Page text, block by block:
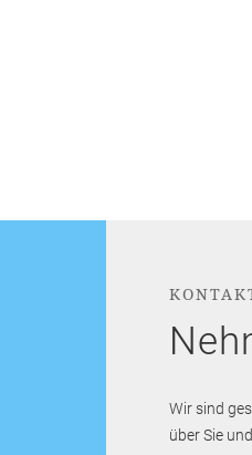
Wir sind
über Sie